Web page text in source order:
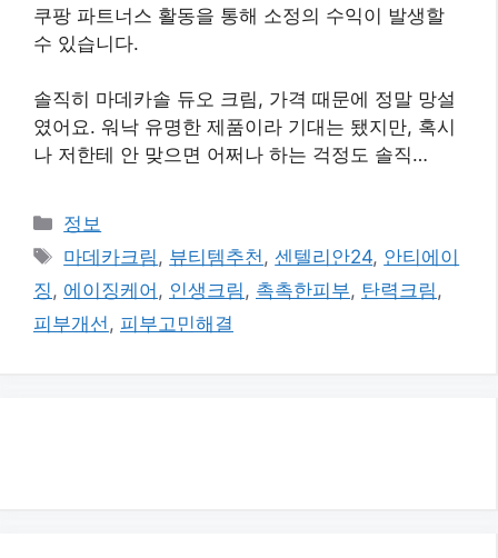
쿠팡 파트너스 활동을 통해 소정의 수익이 발생할
수 있습니다.
솔직히 마데카솔 듀오 크림, 가격 때문에 정말 망설
였어요. 워낙 유명한 제품이라 기대는 됐지만, 혹시
나 저한테 안 맞으면 어쩌나 하는 걱정도 솔직…
카
테
리
정보
태
그
마데카크림, 뷰티템추천,센텔리안24, 안티에이
징, 에이징케어 , 인생크림, 촉촉한피부, 탄력크림,
피부개선, 피부고민해결